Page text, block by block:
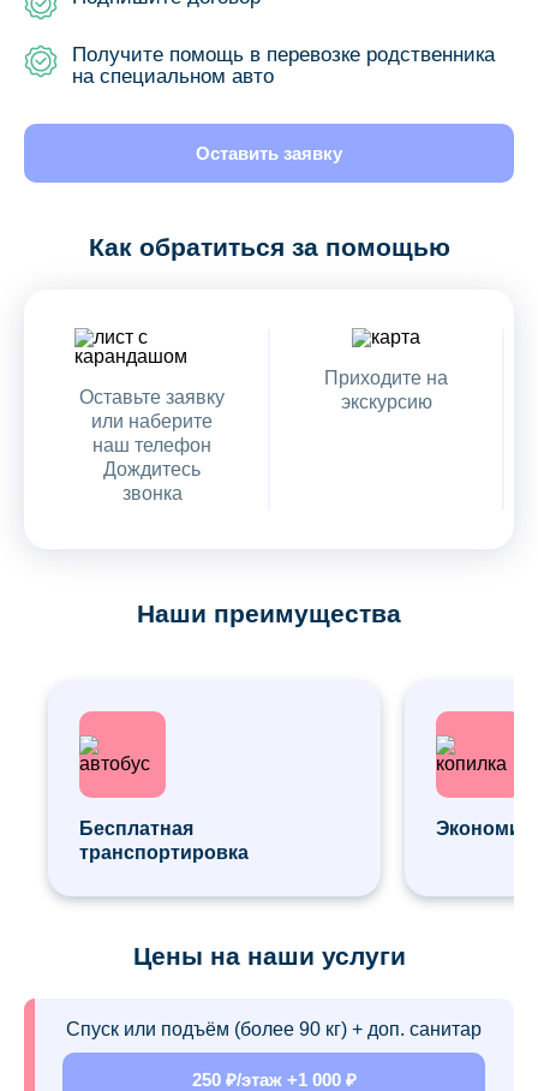
Получите помощь в перевозке родственника
на специальном авто
Оставить заявку
Как обратиться за помощью
Оставьте заявку
или наберите
наш телефон
Дождитесь
звонка
Приходите на
экскурсию
Наши преимущества
Бесплатная
транспортировка
Экономия
Цены на наши услуги
Спуск или подъём (более 90 кг) + доп. санитар
250 ₽/этаж +1 000 ₽